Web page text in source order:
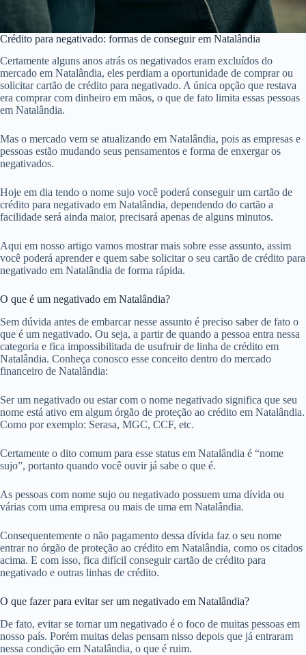
Crédito para negativado: formas de conseguir em Natalândia
Certamente alguns anos atrás os negativados eram excluídos do
mercado em Natalândia, eles perdiam a oportunidade de comprar ou
solicitar cartão de crédito para negativado. A única opção que restava
era comprar com dinheiro em mãos, o que de fato limita essas pessoas
em Natalândia.
Mas o mercado vem se atualizando em Natalândia, pois as empresas e
pessoas estão mudando seus pensamentos e forma de enxergar os
negativados.
Hoje em dia tendo o nome sujo você poderá conseguir um cartão de
crédito para negativado em Natalândia, dependendo do cartão a
facilidade será ainda maior, precisará apenas de alguns minutos.
Aqui em nosso artigo vamos mostrar mais sobre esse assunto, assim
você poderá aprender e quem sabe solicitar o seu cartão de crédito para
negativado em Natalândia de forma rápida.
O que é um negativado em Natalândia?
Sem dúvida antes de embarcar nesse assunto é preciso saber de fato o
que é um negativado. Ou seja, a partir de quando a pessoa entra nessa
categoria e fica impossibilitada de usufruir de linha de crédito em
Natalândia. Conheça conosco esse conceito dentro do mercado
financeiro de Natalândia:
Ser um negativado ou estar com o nome negativado significa que seu
nome está ativo em algum órgão de proteção ao crédito em Natalândia.
Como por exemplo: Serasa, MGC, CCF, etc.
Certamente o dito comum para esse status em Natalândia é “nome
sujo”, portanto quando você ouvir já sabe o que é.
As pessoas com nome sujo ou negativado possuem uma dívida ou
várias com uma empresa ou mais de uma em Natalândia.
Consequentemente o não pagamento dessa dívida faz o seu nome
entrar no órgão de proteção ao crédito em Natalândia, como os citados
acima. E com isso, fica difícil conseguir cartão de crédito para
negativado e outras linhas de crédito.
O que fazer para evitar ser um negativado em Natalândia?
De fato, evitar se tornar um negativado é o foco de muitas pessoas em
nosso país. Porém muitas delas pensam nisso depois que já entraram
nessa condição em Natalândia, o que é ruim.